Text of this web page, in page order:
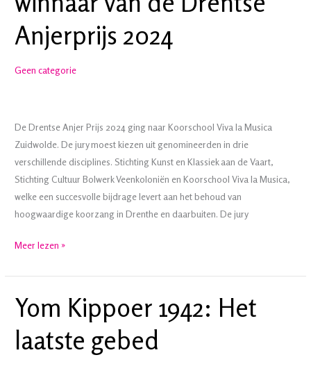
het
was
muisstil
Anjerprijs 2024
Geen categorie
De Drentse Anjer Prijs 2024 ging naar Koorschool Viva la Musica
Zuidwolde. De jury moest kiezen uit genomineerden in drie
verschillende disciplines. Stichting Kunst en Klassiek aan de Vaart,
Stichting Cultuur Bolwerk Veenkoloniën en Koorschool Viva la Musica,
welke een succesvolle bijdrage levert aan het behoud van
hoogwaardige koorzang in Drenthe en daarbuiten. De jury
Koorschool
la
Musica
winnaar
van
de
Meer lezen »
Yom Kippoer 1942: Het
laatste gebed